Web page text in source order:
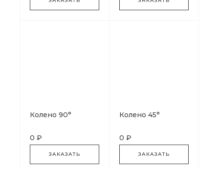
Колено 90°
0 ₽
ЗАКАЗАТЬ
Колено 45°
0 ₽
ЗАКАЗАТЬ